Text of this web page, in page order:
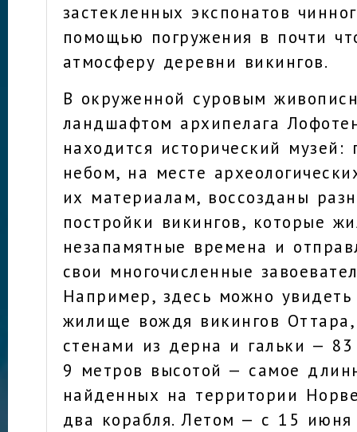
застекленных экспонатов
помощью погружения в почти
атмосферу деревни викингов.
В окруженной суровым
ландшафтом архипелага
находится исторический
небом, на месте
их материалам, воссозданы
постройки викингов, которые
незапамятные времена и
свои многочисленные
Например, здесь можно увидеть
жилище вождя викингов
стенами из дерна и гальки —
9 метров высотой — самое
найденных на территории
два корабля. Летом — с 15